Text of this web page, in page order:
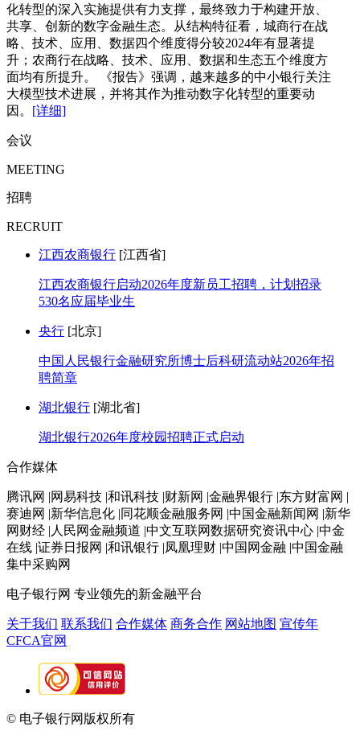
化转型的深入实施提供有力支撑，最终致力于构建开放、
共享、创新的数字金融生态。从结构特征看，城商行在战
略、技术、应用、数据四个维度得分较2024年有显著提
升；农商行在战略、技术、应用、数据和生态五个维度方
面均有所提升。 《报告》强调，越来越多的中小银行关注
大模型技术进展，并将其作为推动数字化转型的重要动
因。 [详细]
会议
MEETING
招聘
RECRUIT
江西农商银行 [江西省]
江西农商银行启动2026年度新员工招聘，计划招录
530名应届毕业生
央行 [北京]
中国人民银行金融研究所博士后科研流动站2026年招
聘简章
湖北银行 [湖北省]
湖北银行2026年度校园招聘正式启动
合作媒体
腾讯网 |网易科技 |和讯科技 |财新网 |金融界银行 |东方财富网 |
赛迪网 |新华信息化 |同花顺金融服务网 |中国金融新闻网 |新华
网财经 |人民网金融频道 |中文互联网数据研究资讯中心 |中金
在线 |证券日报网 |和讯银行 |凤凰理财 |中国网金融 |中国金融
集中采购网
电子银行网 专业领先的新金融平台
关于我们 联系我们 合作媒体 商务合作 网站地图 宣传年
CFCA官网
© 电子银行网版权所有